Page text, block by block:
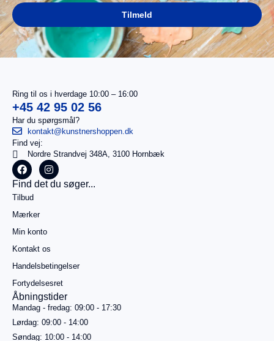
I
alt
0,00kr.
Køb for
499,00kr.
mere for
gratis
betaling
kurv
Tilmeld
Ring til os i hverdage 10:00 – 16:00
+45 42 95 02 56
Har du spørgsmål?
kontakt@kunstnershoppen.dk
Find vej:
Nordre Strandvej 348A, 3100 Hornbæk
Find det du søger...
Tilbud
Mærker
Min konto
Kontakt os
Handelsbetingelser
Fortydelsesret
Åbningstider
Mandag - fredag: 09:00 - 17:30
Lørdag: 09:00 - 14:00
Søndag: 10:00 - 14:00